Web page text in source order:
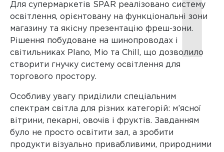
Для супермаркетів SPAR реалізовано систему
освітлення, орієнтовану на функціональні зони
магазину та якісну презентацію фреш-зони.
Рішення побудоване на шинопроводах і
світильниках Plano, Mio та Chill, що дозволило
створити гнучку систему освітлення для
торгового простору.
Особливу увагу приділили спеціальним
спектрам світла для різних категорій: м’ясної
вітрини, пекарні, овочів і фруктів. Завданням
було не просто освітити зал, а зробити
продукти візуально привабливими, природними